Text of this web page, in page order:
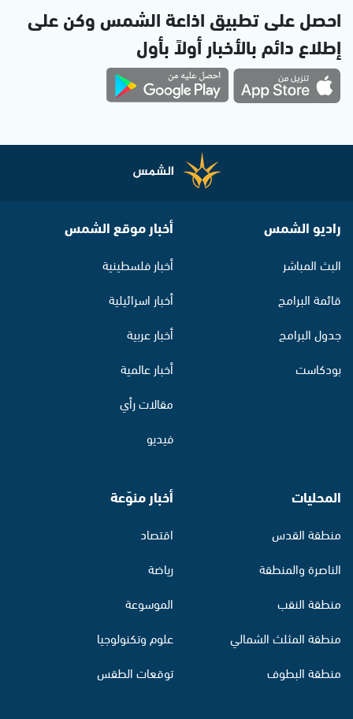
احصل على تطبيق اذاعة الشمس وكن على
إطلاع دائم بالأخبار أولاً بأول
راديو الشمس
البث المباشر
قائمة البرامج
جدول البرامج
بودكاست
أخبار موقع الشمس
أخبار فلسطينية
أخبار اسرائيلية
أخبار عربية
أخبار عالمية
مقالات رأي
فيديو
المحليات
منطقة القدس
الناصرة والمنطقة
منطقة النقب
منطقة المثلث الشمالي
منطقة البطوف
أخبار منوّعة
اقتصاد
رياضة
الموسوعة
علوم وتكنولوجيا
توقعات الطقس